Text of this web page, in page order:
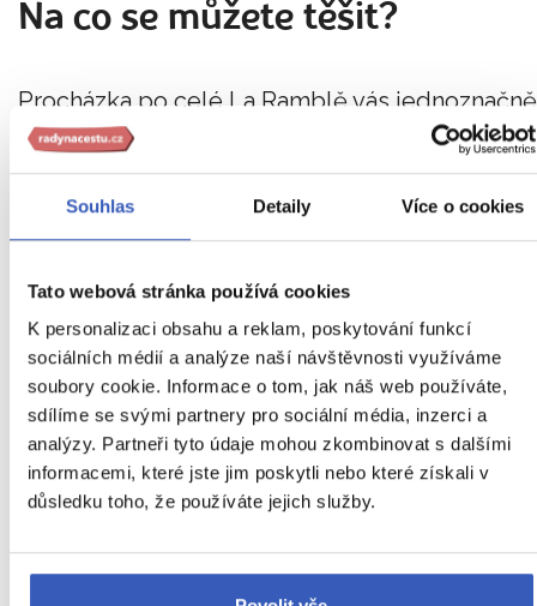
Souhlas Detaily Více o cookies
Tato webová stránka používá cookies
K personalizaci obsahu a reklam, poskytování funkcí
sociálních médií a analýze naší návštěvnosti využíváme
soubory cookie. Informace o tom, jak náš web používáte,
sdílíme se svými partnery pro sociální média, inzerci a
analýzy. Partneři tyto údaje mohou zkombinovat s dalšími
informacemi, které jste jim poskytli nebo které získali v
důsledku toho, že používáte jejich služby.
Na co se můžete těšit?
Procházka po celé La Ramblě vás jednoznačně
nadchne. Kde jinde byste
na jednom místě
mohli spatřit směsici vůní, barev a
charakteristického španělského
budete moci čerstvé suroviny v nejznámější
tržnici La Boquería.
Obdivovat budete um místních kreativců
malující kopie mistrovských děl na chodník či
trpělivost a dokonalost „živých soch“.
budete moci nakoupit noviny, knihy a spoustu